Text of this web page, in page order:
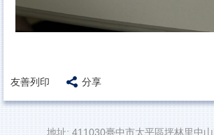
友善列印 分享
地址: 411030臺中市太平區坪林里中